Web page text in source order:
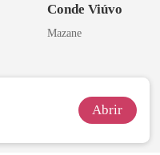
Conde Viúvo
Mazane
Abrir